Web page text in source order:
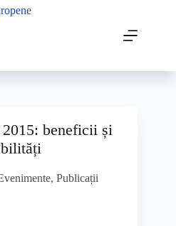
beneficii și
, Publicații